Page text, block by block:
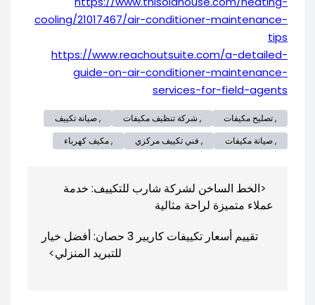
cooling/21017467/air-conditioner-maintenance-
tips
https://www.reachoutsuite.com/a-detailed-
guide-on-air-conditioner-maintenance-
services-for-field-agents
, تصليح مكيفات , شركة تنظيف مكيفات
, صيانة تكييف
, صيانة مكيفات
, فني تكييف مركزي , مكيف كهرباء
المقالاتالخط الساخن لشركة شارب للتكييف: خدمة
عملاء متميزة لراحة مثالية
تقييم أسعار تكييفات كاريير 3 حصان: أفضل خيار
للتبريد المنزلي